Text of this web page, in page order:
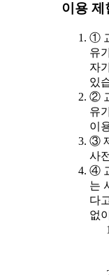
이용 제
①
유
자
있
②
유
이
③
사
④
는
다
없